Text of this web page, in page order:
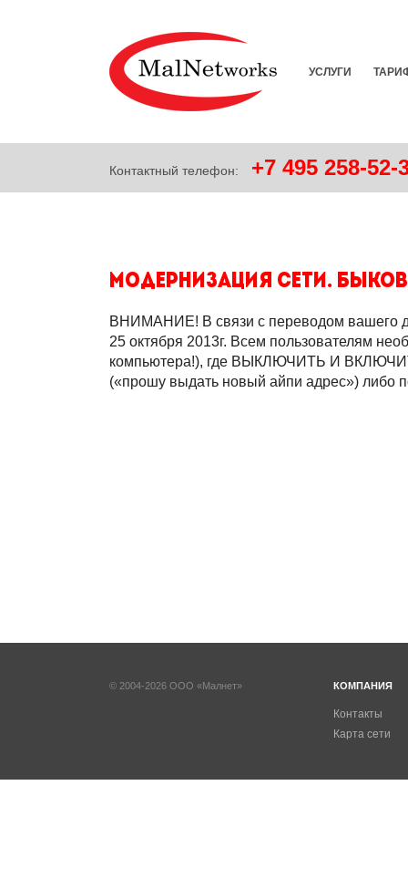
УСЛУГИ
Контактный телефон: +7 495 258-52-
Модернизация сети.
ВНИМАНИЕ! В связи с переводом вашего
25 октября 2013г. Всем пользователям
компьютера!), где ВЫКЛЮЧИТЬ И ВКЛЮЧИТЬ
(«прошу выдать новый айпи адрес») либо
© 2004-2026 ООО «Малнет» КОМПАНИЯ
Контакты
Карта сети